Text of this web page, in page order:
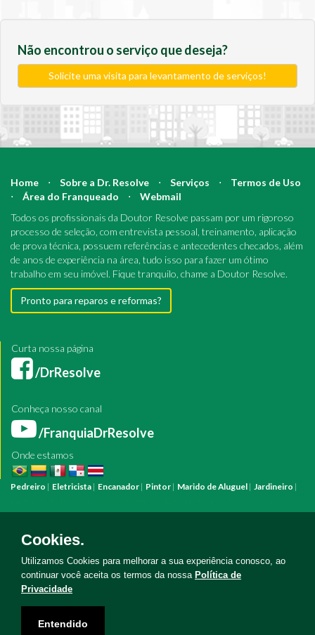
Não encontrou o serviço que deseja?
Solicite uma visita para levantamento de serviços!
Home ⋅ Sobre a Dr. Resolve ⋅ Serviços ⋅
Termos de Uso
⋅
Área do Franqueado ⋅
Webmail
Todos os profissionais da Doutor Resolve passam por um rigoroso
processo de seleção, com entrevista pessoal, treinamento, aplicação
de prova técnica, possuem referências e antecedentes checados, além
de anos de experiência na área, tudo isso para fazer um ótimo
trabalho em seu imóvel. Fique tranquilo, chame a Doutor Resolve.
Pronto para reparos e reformas?
Curta nossa página
/DrResolve
Conheça nosso canal
/FranquiaDrResolve
Onde estamos
Pedreiro | Eletricista | Encanador | Pintor | Marido de Aluguel | Jardineiro |
Bombeiro HidráulicoManutenção PredialManutenção Residencial
ReformaServiço Eletricista
HidráulicaServiço PedreiroServiço Construção
Cookies.
Utilizamos Cookies para melhorar a sua experiência conosco, ao
continuar você aceita os termos da nossa Política de
Privacidade
Entendido